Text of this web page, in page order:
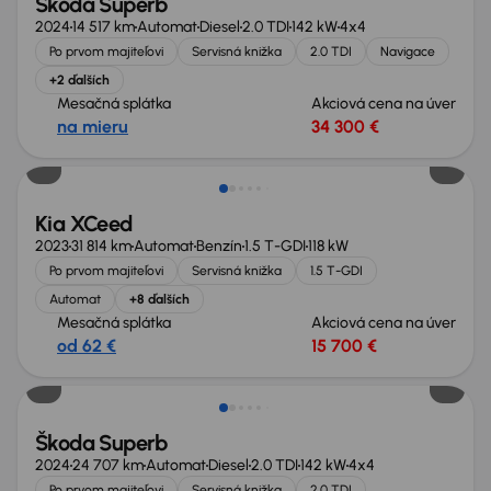
202414 517 kmAutomatDiesel2.0 TDI142 kW4x4
Po prvom majiteľovi Servisná knižka 2.0 TDI
Navigace
+2 ďalších
Mesačná splátka
na mieru
Akciová cena na úver
34 300 €
Zlacnené o 2 600 €
Kia XCeed
202331 814 kmAutomatBenzín1.5 T-GDI118 kW
Po prvom majiteľovi Servisná knižka
1.5 T-GDI
Automat
+8 ďalších
Mesačná splátka
od 62 €
Akciová cena na úver
15 700 €
Zlacnené o 3 500 €
Škoda Superb
202424 707 kmAutomatDiesel2.0 TDI142 kW4x4